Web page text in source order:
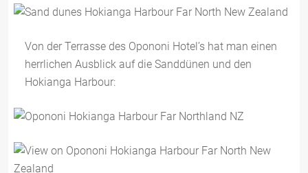
Von der Terrasse des Opononi Hotel’s hat man einen
herrlichen Ausblick auf die Sanddünen und den
Hokianga Harbour: